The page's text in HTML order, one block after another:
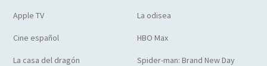
Apple TV La odisea
Cine español HBO Max
La casa del dragón Spider-man: Brand New Day